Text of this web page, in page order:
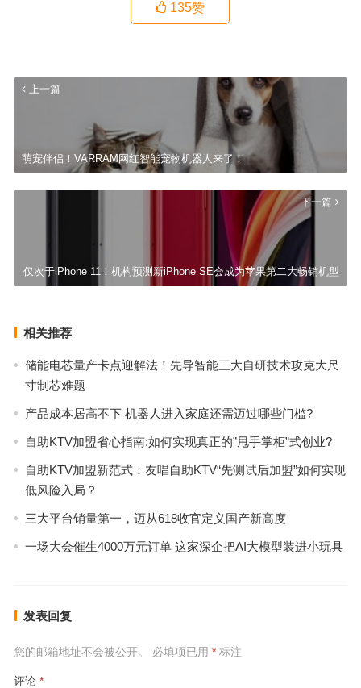
135赞
上一篇
萌宠伴侣！VARRAM网红智能宠物机器人来了！
下一篇
仅次于iPhone 11！机构预测新iPhone SE会成为苹果第二大畅销机型
相关推荐
储能电芯量产卡点迎解法！先导智能三大自研技术攻克大尺
寸制芯难题
产品成本居高不下 机器人进入家庭还需迈过哪些门槛?
自助KTV加盟省心指南:如何实现真正的”甩手掌柜”式创业?
自助KTV加盟新范式：友唱自助KTV“先测试后加盟”如何实现
低风险入局？
三大平台销量第一，迈从618收官定义国产新高度
一场大会催生4000万元订单 这家深企把AI大模型装进小玩具
发表回复
您的邮箱地址不会被公开。 必填项已用 *标注
评论 *